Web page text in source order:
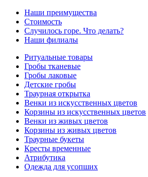
Наши преимущества
Стоимость
Случилось горе. Что делать?
Наши филиалы
Ритуальные товары
Гробы тканевые
Гробы лаковые
Детские гробы
Траурная открытка
Венки из искусственных цветов
Корзины из искусственных цветов
Венки из живых цветов
Корзины из живых цветов
Траурные букеты
Кресты временные
Атрибутика
Одежда для усопших